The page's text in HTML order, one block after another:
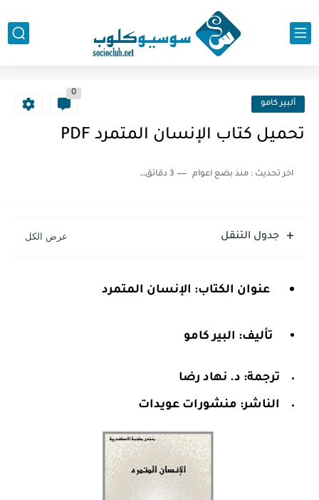
ألبير كامو
0
تحميل كتاب الإنسان المتمرد PDF
اخر تحديث :منذ بضع اعوام 3 دقائق للقراءة
جدول التنقل
عنوان الكتاب: الإنسان المتمرد
تأليف: البير كامو
ترجمة: د. نهاد رضا
الناشر: منشورات عويدات